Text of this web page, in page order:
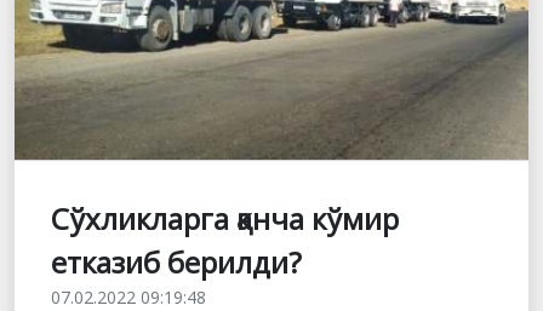
Сўхликларга қанча кўмир
етказиб берилди?
07.02.2022 09:19:48